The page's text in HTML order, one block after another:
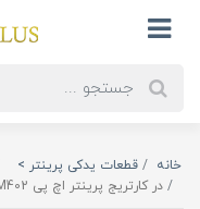
خانه قطعات یدکی پرینتر >
در کارتریج پرینتر اچ پی LaserJet Pro M402